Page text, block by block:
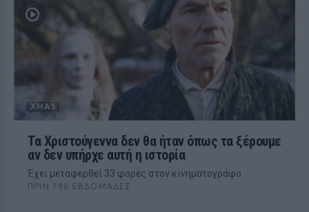
XMAS
Τα Χριστούγεννα δεν θα ήταν όπως τα ξέρουμε
αν δεν υπήρχε αυτή η ιστορία
Έχει μεταφερθεί 33 φορές στον κινηματογράφο
ΠΡΙΝ 190 ΕΒΔΟΜΆΔΕΣ